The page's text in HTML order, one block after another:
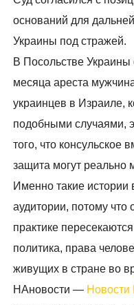
оснований для
Украины под стражей.
В Посольстве Украины
месяца ареста
украинцев в Израиле,
подобными случаями,
того, что консульское
защита могут реально
Именно такие истории
аудитории, потому что
практике
политика, права
живущих в стране во
НАновости — Новости